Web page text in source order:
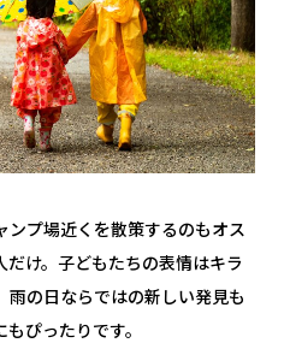
プ場近くを散策するのもオス
け。子どもたちの表情はキラ
の日ならではの新しい発見も
ぴったりです。